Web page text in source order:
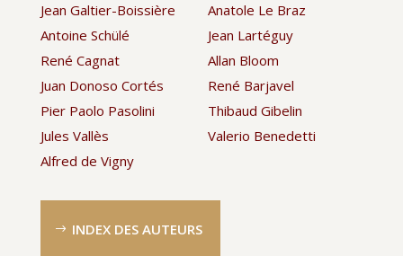
Jean Galtier-Boissière
Antoine Schülé
René Cagnat
Juan Donoso Cortés
Pier Paolo Pasolini
Jules Vallès
Alfred de Vigny
Anatole Le Braz
Jean Lartéguy
Allan Bloom
René Barjavel
Thibaud Gibelin
Valerio Benedetti
INDEX DES AUTEURS